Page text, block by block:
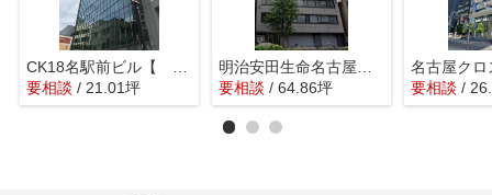
要相談 / 21.01坪
要相談 / 64.86坪 要相談 /